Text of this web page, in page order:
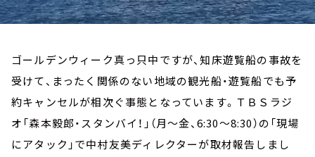
ゴールデンウィーク真っ只中ですが、知床遊覧船の事故を
受けて、まったく関係のない地域の観光船・遊覧船でも予
約キャンセルが相次ぐ事態となっています。ＴＢＳラジ
オ「森本毅郎・スタンバイ！」（月～金、6:30～8:30）の「現場
にアタック」で中村友美ディレクターが取材報告しまし